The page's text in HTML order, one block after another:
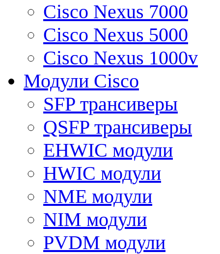
Cisco Nexus 7000
Cisco Nexus 5000
Cisco Nexus 1000v
Модули Cisco
SFP трансиверы
QSFP трансиверы
EHWIC модули
HWIC модули
NME модули
NIM модули
PVDM модули